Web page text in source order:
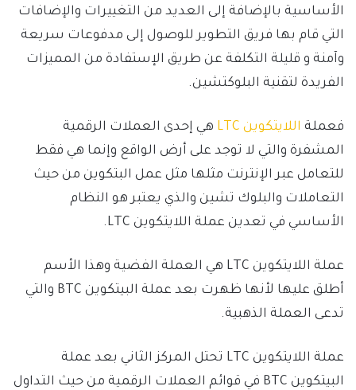
الأساسية بالإضافة إلى العديد من التغييرات والإضافات
التي قام بها فريق التطوير للوصول إلى مدفوعات سريعة
وآمنة و قليلة التكلفة عن طريق الإستفادة من المميزات
الفريدة لتقنية البلوكتشين.
فعملة اللايتكوين LTC
هي إحدى العملات الرقمية
المشفرة والتي لا توجد على أرض الواقع وإنما هي فقط
للتعامل عبر الإنترنت مثلها مثل عمل البتكوين من حيث
التعاملات والبلوك تشين والذي يعتبر هو النظام
الأساسي في تعدين عملة اللايتكوين LTC.
عملة اللايتكوين LTC هي العملة الفضية وهذا الأسم
أطلق عليها لأنها ظهرت بعد عملة البيتكوين BTC والتي
تدعى العملة الذهبية.
عملة اللايتكوين LTC تحتل المركز الثاني بعد عملة
البيتكوين BTC في قوائم العملات الرقمية من حيث التداول